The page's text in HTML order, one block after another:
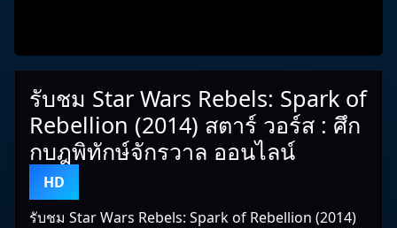
รับชม Star Wars Rebels: Spark of
Rebellion (2014) สตาร์ วอร์ส : ศึก
กบฎพิทักษ์จักรวาล ออนไลน์
HD
รับชม Star Wars Rebels: Spark of Rebellion (2014)